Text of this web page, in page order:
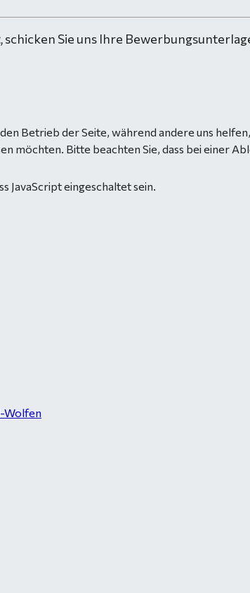
Sie uns Ihre
JavaScript eingeschaltet sein.
Wolfen
Betrieb der Seite, während andere uns
möchten. Bitte beachten Sie, dass bei einer